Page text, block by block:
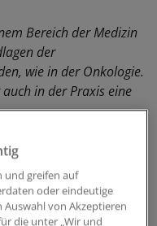
Bereich der Medizin
der
wie in der Onkologie.
in der Praxis eine
größten Fortschritte
der
Sie erlaubt es
als bisher zu
und greifen auf
oder eindeutige
Auswahl von Akzeptieren
die unter „Wir und